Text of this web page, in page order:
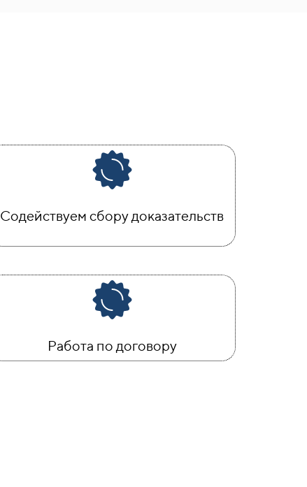
Содействуем сбору доказательств
Работа по договору